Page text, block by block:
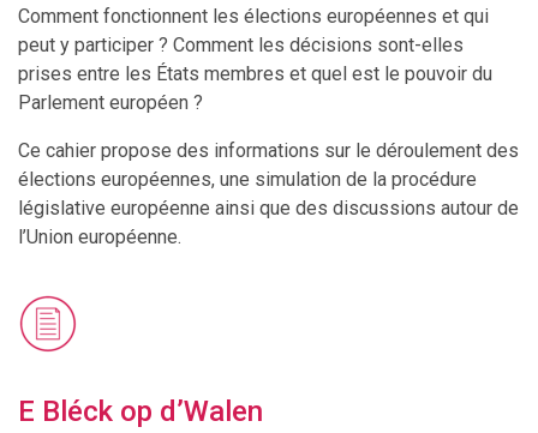
Comment fonctionnent les élections européennes et qui
peut y participer ? Comment les décisions sont-elles
prises entre les États membres et quel est le pouvoir du
Parlement européen ?
Ce cahier propose des informations sur le déroulement des
élections européennes, une simulation de la procédure
législative européenne ainsi que des discussions autour de
l’Union européenne.
E Bléck op d’Walen